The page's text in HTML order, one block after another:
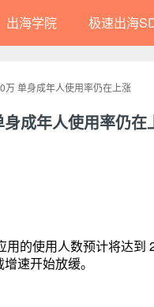
出海学院 极速出海
单身成年人使用率仍在上涨
成年人使用率仍在
的使用人数预计将达到
速开始放缓。